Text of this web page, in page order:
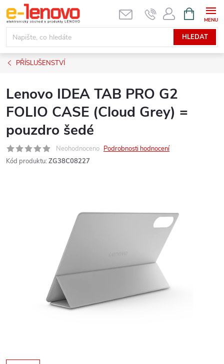
Přejít
na
obsah
HLEDAT
NÁKUPNÍ
KOŠÍK
PŘÍSLUŠENSTVÍ
Lenovo IDEA TAB PRO G2
FOLIO CASE (Cloud Grey) =
pouzdro šedé
Neohodnoceno Podrobnosti hodnocení
Kód produktu: ZG38C08227